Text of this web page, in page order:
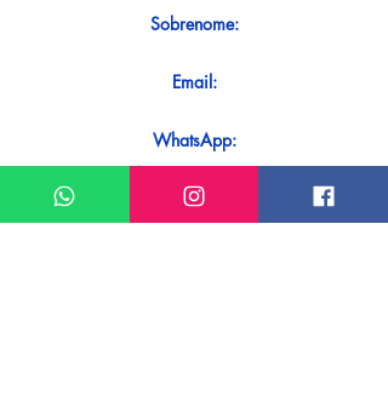
Sobrenome:
Email:
WhatsApp:
Mensagem: